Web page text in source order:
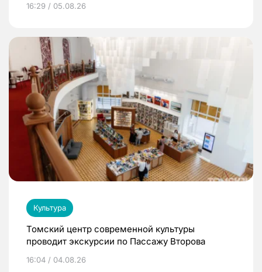
16:29 / 05.08.26
Культура
Томский центр современной культуры
проводит экскурсии по Пассажу Второва
16:04 / 04.08.26